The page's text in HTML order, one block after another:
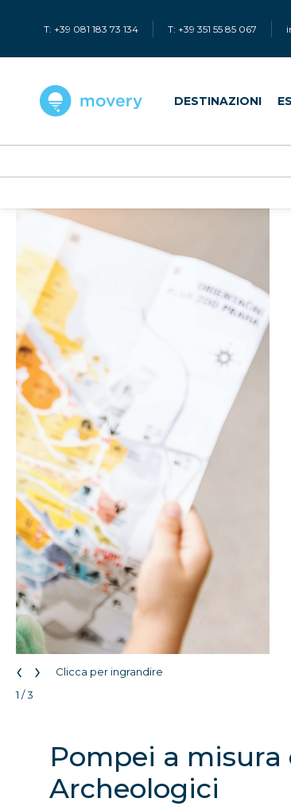
T: +39 081 183 73 134 T: +39 351 55 85 067
DESTINAZIONI
‹ ›
Clicca per ingrandire
1 / 3
Pompei a
Archeologici